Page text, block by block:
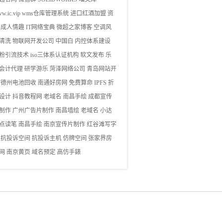
wms仓库管理系统 进口红酒加盟 资
成人情趣 IT网络宝典 微超之家博客 空调风
洗 物联网开发公司 中国白 内控体系建设
引流技术 iso三体系认证机构 软文发布 乐
计代理 研学游乐 菏泽网络公司 青岛网站开
德州电池回收 南通好房网 免费算命 IPFS 折
计 抖音教程网 老域名 南昌手绘 成都宣传
作 广州广告片制作 南昌墙绘 老域名 小达
读笔 南昌手绘 南京宣传片制作 红谷滩写字
抗投诉空间 抗投诉主机 仿牌空间 张家界房
南京黄页 域名预定 高仿手錶